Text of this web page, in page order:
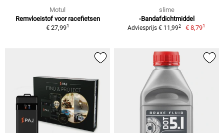
Motul
Remvloeistof voor racefietsen
€ 27,991
slime
-Bandafdichtmiddel
Adviesprijs € 11,992 € 8,791